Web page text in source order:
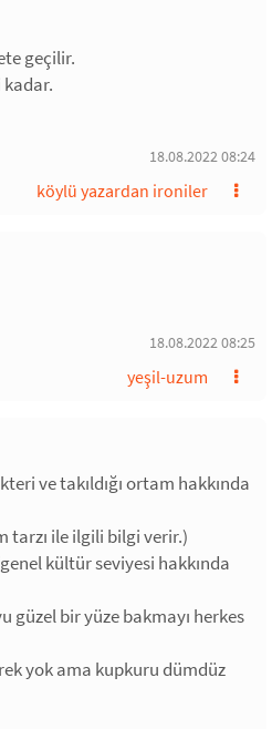
geçilir.
18.08.2022 08:24
köylü yazardan ironiler
18.08.2022 08:25
yeşil-uzum
ve takıldığı ortam hakkında
tarzı ile ilgili bilgi verir.)
kültür seviyesi hakkında
güzel bir yüze bakmayı herkes
yok ama kupkuru dümdüz